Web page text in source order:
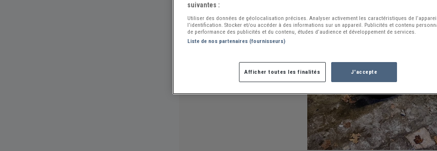
suivantes :
Utiliser des données de géolocalisation précises. Analyser activement les caractéristiques de
l’identification. Stocker et/ou accéder à des informations sur un appareil. Publicités et contenu
de performance des publicités et du contenu, études d’audience et développement de services.
Liste de nos partenaires (fournisseurs)
Afficher toutes les finalités J'accepte